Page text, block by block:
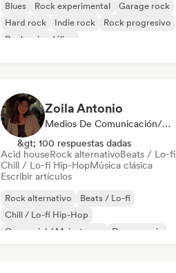
Blues Rock experimental
Garage rock
Hard rock
Indie rock
Rock progresivo
Rock psicodélico
Zoila Antonio
Medios De Comunicación/Periodista
&gt; 100 respuestas dadas
Acid houseRock alternativoBeats / Lo-fi
Chill / Lo-fi Hip-HopMúsica clásica
Escribir artículos
Rock alternativo
Beats / Lo-fi
Chill / Lo-fi Hip-Hop
Comercial / Mainstream
Dance music